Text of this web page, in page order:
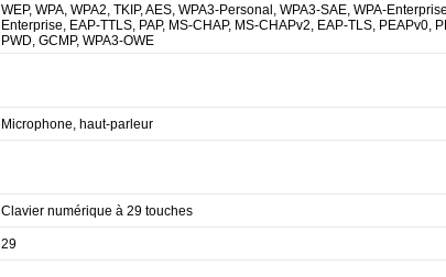
WEP, WPA, WPA2, TKIP, AES, WPA3-Personal, WPA3-SAE, WPA-
Enterprise, EAP-TTLS, PAP, MS-CHAP, MS-CHAPv2, EAP-TLS, PEAPv0,
PWD, GCMP, WPA3-OWE
Microphone, haut-parleur
Clavier numérique à 29 touches
29